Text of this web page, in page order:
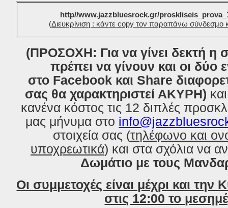
http//www.jazzbluesrock.gr/
(Διευκρίνιση : κάντε copy τον παραπάνω σύνδεσμο
(ΠΡΟΣΟΧΗ: Για να γίνει δεκτή η
πρέπει να γίνουν και οι δύο
στο Facebook και Share
σας θα χαρακτηριστεί ΑΚΥΡΗ)
κανένα κόστος τις 12 διπλές
μας μήνυμα στο
στοιχεία σας (τηλέφωνο και
υποχρεωτικά) και στα σχόλια να
Δωμάτιο με τους
Οι συμμετοχές είναι μέχρι και την
στις 12:00 το